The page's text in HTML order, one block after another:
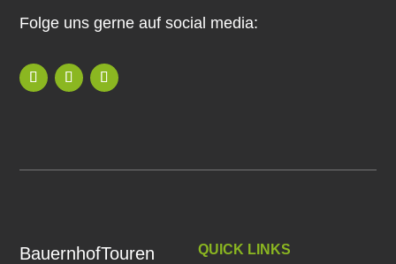
Folge uns gerne auf social media:
BauernhofTouren QUICK LINKS